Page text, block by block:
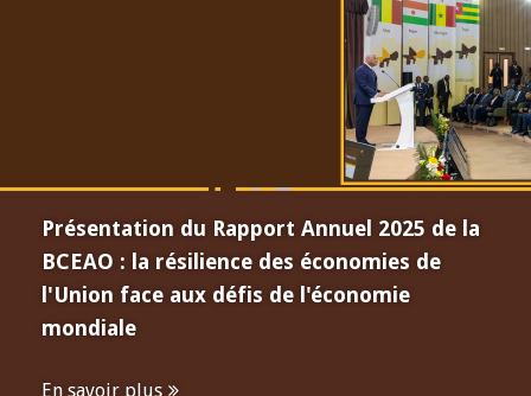
Présentation du Rapport Annuel 2025 de la
BCEAO : la résilience des économies de
l'Union face aux défis de l'économie
mondiale
En savoir plus